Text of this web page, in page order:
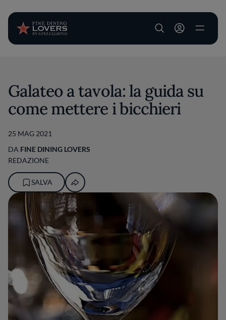
User account
Galateo a tavola: la guida su
come mettere i bicchieri
25 MAG 2021
DA FINE DINING LOVERS
REDAZIONE
SALVA